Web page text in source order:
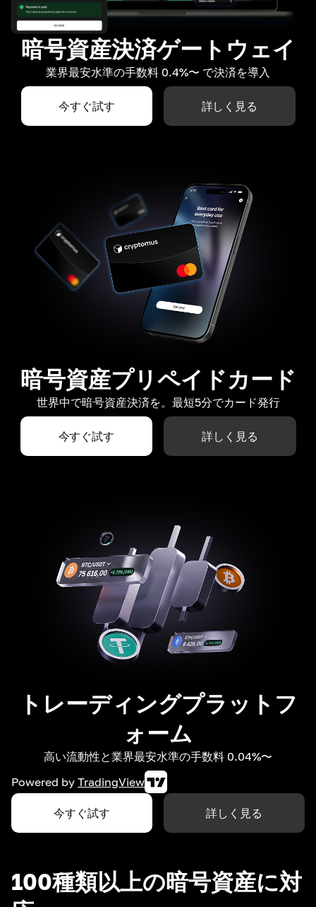
暗号資産決済ゲートウェイ
業界最安水準の手数料 0.4%〜 で決済を導入
今すぐ試す 詳しく見る
暗号資産プリペイドカード
世界中で暗号資産決済を。最短5分でカード発行
今すぐ試す 詳しく見る
トレーディングプラットフ
ォーム
高い流動性と業界最安水準の手数料 0.04%〜
Powered by TradingView
今すぐ試す 詳しく見る
100種類以上の暗号資産に対